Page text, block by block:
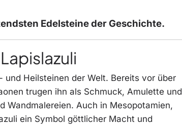
Edelsteine der Geschichte.
Heilsteinen der Welt. Bereits vor über
trugen ihn als Schmuck, Amulette und
Wandmalereien. Auch in Mesopotamien,
ein Symbol göttlicher Macht und